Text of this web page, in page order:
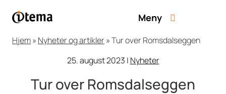
Meny
Hjem» Nyheter og artikler »Tur over Romsdalseggen
25. august 2023 | Nyheter
Tur over Romsdalseggen